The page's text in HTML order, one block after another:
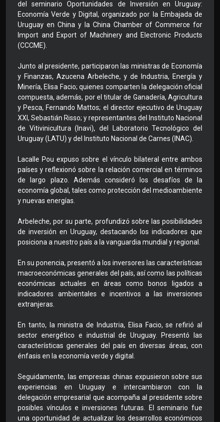
del seminario Oportunidades de Inversión en Uruguay:
Economía Verde y Digital, organizado por la Embajada de
Uruguay en China y la China Chamber of Commerce for
Import and Export of Machinery and Electronic Products
(CCCME).
Junto al presidente, participaron las ministras de Economía
y Finanzas, Azucena Arbeleche, y de Industria, Energía y
Minería, Elisa Facio; quienes comparten la delegación oficial
compuesta, además, por el titular de Ganadería, Agricultura
y Pesca, Fernando Mattos; el director ejecutivo de Uruguay
XXI, Sebastián Risso; y representantes del Instituto Nacional
de Vitivinicultura (Inavi), del Laboratorio Tecnológico del
Uruguay (LATU) y del Instituto Nacional de Carnes (INAC).
Lacalle Pou expuso sobre el vínculo bilateral entre ambos
países y reflexionó sobre la relación comercial en términos
de largo plazo. Además consideró los desafíos de la
economía global, tales como protección del medioambiente
y nuevas energías.
Arbeleche, por su parte, profundizó sobre las posibilidades
de inversión en Uruguay, destacando los indicadores que
posiciona a nuestro país a la vanguardia mundial y regional.
En su ponencia, presentó a los inversores las características
macroeconómicas generales del país, así como las políticas
económicas actuales en áreas como bonos ligados a
indicadores ambientales e incentivos a las inversiones
extranjeras.
En tanto, la ministra de Industria, Elisa Facio, se refirió al
sector energético e industrial de Uruguay. Presentó las
características generales del país en diversas áreas, con
énfasis en la economía verde y digital.
Seguidamente, las empresas chinas expusieron sobre sus
experiencias en Uruguay e intercambiaron con la
delegación empresarial que acompaña al presidente sobre
posibles vínculos e inversiones futuras. El seminario fue
una oportunidad de actualizar los desarrollos económicos